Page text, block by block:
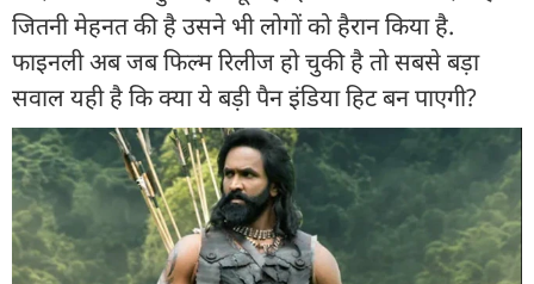
जितनी मेहनत की है उसने भी लोगों को हैरान किया है.
फाइनली अब जब फिल्म रिलीज हो चुकी है तो सबसे बड़ा
सवाल यही है कि क्या ये बड़ी पैन इंडिया हिट बन पाएगी?